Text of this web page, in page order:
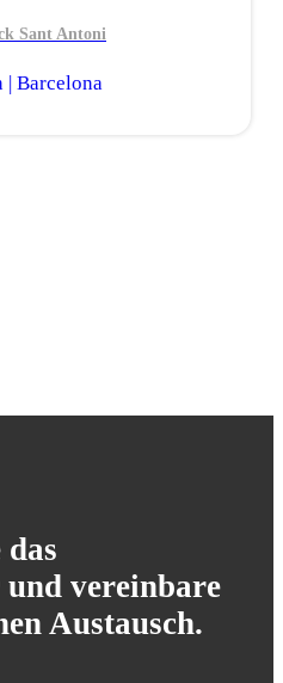
Sant Antoni
| Barcelona
vereinbare
Austausch.